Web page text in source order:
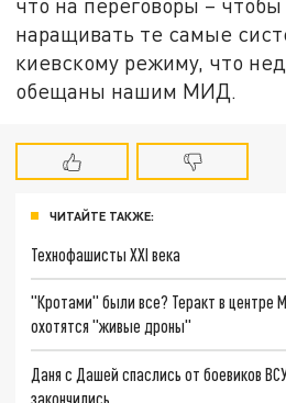
наращивать те самые
киевскому режиму, что
обещаны нашим МИД.
ЧИТАЙТЕ ТАКЖЕ:
Технофашисты XXI века
"Кротами" были все? Теракт в центре
охотятся "живые дроны"
Даня с Дашей спаслись от боевиков
закончились